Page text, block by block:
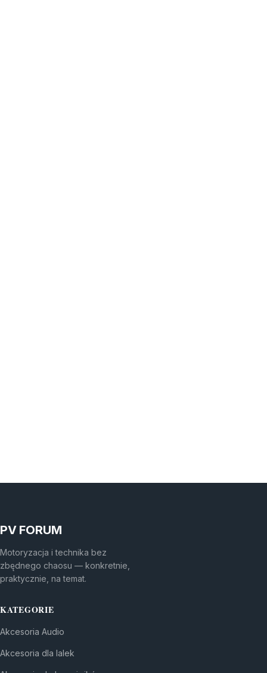
PV FORUM
Motoryzacja i technika bez
zbędnego chaosu — konkretnie,
praktycznie, na temat.
KATEGORIE
Akcesoria Audio
Akcesoria dla lalek